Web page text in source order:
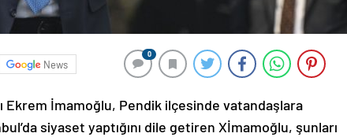
News
0
Ekrem İmamoğlu, Pendik ilçesinde vatandaşlara
siyaset yaptığını dile getiren Xİmamoğlu, şunları